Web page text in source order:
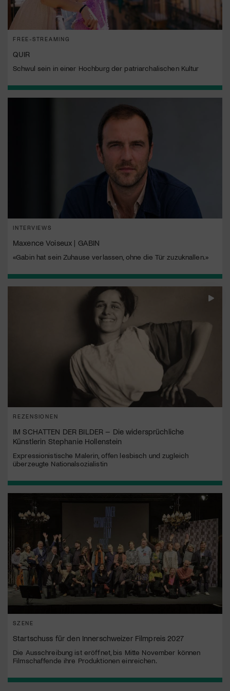
FREE-STREAMING
QUIR
Schwul sein in einer Hochburg der patriarchalischen Kultur
INTERVIEWS
Maxence Voiseux | GABIN
«Gabin hat sein Zuhause verlassen, ohne die Tür zuzuknallen.»
REZENSIONEN
IM SCHATTEN DER BILDER – Die widersprüchliche
Künstlerin Stephanie Hollenstein
Expressionistische Malerin, offen lesbisch und zugleich
überzeugte Nationalsozialistin
SZENE
Startschuss für den Innerschweizer Filmpreis 2027
Die Ausschreibung ist eröffnet, bis Mitte November können
Filmschaffende ihre Produktionen einreichen.